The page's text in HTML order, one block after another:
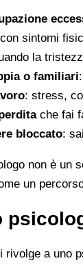
con sintomi
la
o familiari
: stress,
che fai
bloccato:
non è un
un
rivolge a uno